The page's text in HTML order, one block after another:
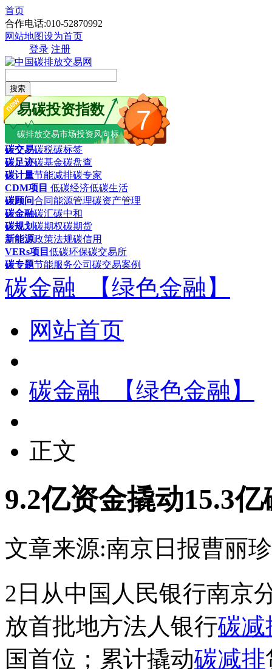
首页
合作电话:010-52870992
网站地图设为首页
登录 注册
搜索
7
易碳投资指数
碳排放交易市场投资风向标
碳交易碳税碳标签
碳足迹碳基金碳盘查
碳计量节能减排碳专家
CDM项目 低碳经济低碳生活
碳顾问合同能源管理碳资产管理
碳金融碳汇碳中和
碳规划碳期权碳期货
新能源政策法规碳信用
VERs项目 低碳环保碳交易所
碳专题节能服务公司 碳交易案例
碳金融_【绿色金融】
网站首页
碳金融_【绿色金融】
正文
9.2亿资金撬动15.3
文章来源:南京日报曹丽珍
2日从中国人民银行南京
放首批地方法人银行碳减
国首位；累计撬动碳减排